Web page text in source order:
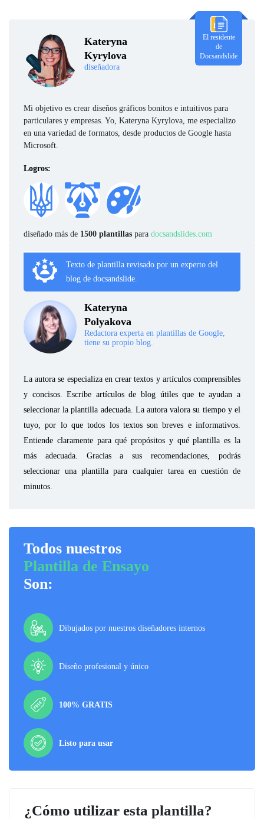
Kateryna
Kyrylova
diseñadora
El residente
de
Docsandslide
Mi objetivo es crear diseños gráficos bonitos e intuitivos para
particulares y empresas. Yo, Kateryna Kyrylova, me especializo
en una variedad de formatos, desde productos de Google hasta
Microsoft.
Logros:
diseñado más de 1500 plantillas para docsandslides.com
Texto de plantilla revisado por un experto del
blog de docsandslide.
Kateryna
Polyakova
Redactora experta en plantillas de Google,
tiene su propio blog.
La autora se especializa en crear textos y artículos comprensibles
y concisos. Escribe artículos de blog útiles que te ayudan a
seleccionar la plantilla adecuada. La autora valora su tiempo y el
tuyo, por lo que todos los textos son breves e informativos.
Entiende claramente para qué propósitos y qué plantilla es la
más adecuada. Gracias a sus recomendaciones, podrás
seleccionar una plantilla para cualquier tarea en cuestión de
minutos.
Todos nuestros
Plantilla de Ensayo
Son:
Dibujados por nuestros diseñadores internos
Diseño profesional y único
100% GRATIS
Listo para usar
¿Cómo utilizar esta plantilla?